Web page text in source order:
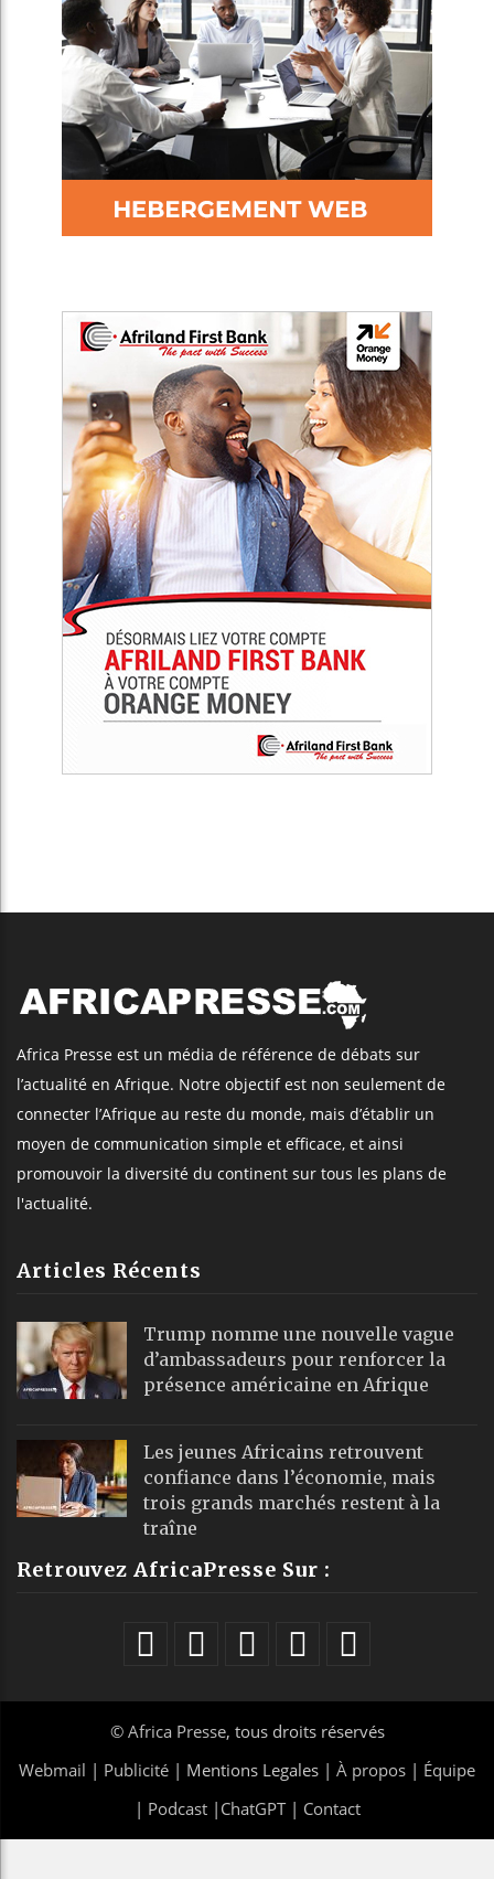
Africa Presse est un média de référence de débats sur
l’actualité en Afrique. Notre objectif est non seulement de
connecter l’Afrique au reste du monde, mais d’établir un
moyen de communication simple et efficace, et ainsi
promouvoir la diversité du continent sur tous les plans de
l'actualité.
Articles Récents
Trump nomme une nouvelle vague
d’ambassadeurs pour renforcer la
présence américaine en Afrique
Les jeunes Africains retrouvent
confiance dans l’économie, mais
trois grands marchés restent à la
traîne
Retrouvez AfricaPresse Sur :
© Africa Presse, tous droits réservés
Webmail | Publicité | Mentions Legales | À propos | Équipe
| Podcast| ChatGPT| Contact